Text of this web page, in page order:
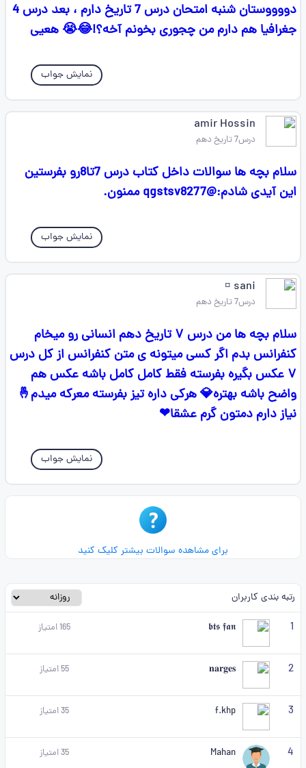
دووووستان شنبه امتحان درس 7 تاریخ دارم ، بعد درس 4
جغرافیا هم دارم من چجوری بخونم آخه؟!😂😭 هعیی
نمایش جواب
amir Hossin
درس7 تاریخ دهم
سلام بچه ها سوالات داخل کتاب درس 7تا8رو بفرستین
این آیدی شادم:@qgstsv8277 ممنون.
نمایش جواب
sani ‌¤
درس7 تاریخ دهم
سلام بچه ها من درس ۷ تاریخ دهم انسانی رو میخام
کنفرانس بدم اگر کسی میتونه ی متن کنفرانس از کل درس
۷ عکس بگیره بفرسته فقط کامل کامل باشه عکس هم
واضح باشه بهتره💎 هرکی داره تیز بفرسته معرکه میدم🤞
نیاز دارم دمتون گرم عشقا❤
نمایش جواب
برای مشاهده سوالات بیشتر کلیک کنید
رتبه بندی کاربران
1
𝖇𝖙𝖘 𝖋𝖆𝖓
165امتیاز
2
𝐧𝐚𝐫𝐠𝐞𝐬
55امتیاز
3
f.khp
35امتیاز
4
Mahan
35امتیاز